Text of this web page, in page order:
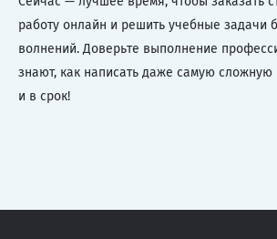
работу онлайн и решить учебные задачи
волнений. Доверьте выполнение
знают, как написать даже самую сложную
и в срок!